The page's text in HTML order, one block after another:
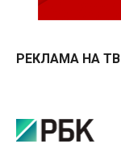
РЕКЛАМА НА ТВ